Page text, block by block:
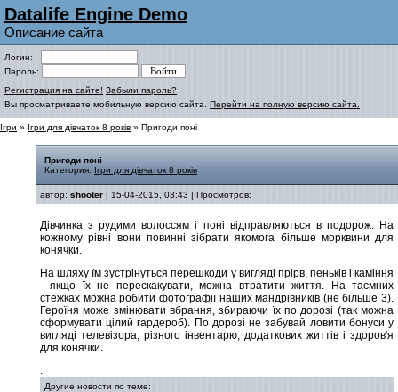
Datalife Engine Demo
Описание сайта
Логин:
Пароль:
Регистрация на сайте! Забыли пароль?
Вы просматриваете мобильную версию сайта. Перейти на полную версию сайта.
Ігри » Ігри для дівчаток 8 років » Пригоди поні
Пригоди поні
Категория: Ігри для дівчаток 8 років
автор: shooter | 15-04-2015, 03:43 | Просмотров:
Дівчинка з рудими волоссям і поні відправляються в подорож. На
кожному рівні вони повинні зібрати якомога більше морквини для
конячки.
На шляху їм зустрінуться перешкоди у вигляді прірв, пеньків і каміння
- якщо їх не перескакувати, можна втратити життя. На таємних
стежках можна робити фотографії наших мандрівників (не більше 3).
Героїня може змінювати вбрання, збираючи їх по дорозі (так можна
сформувати цілий гардероб). По дорозі не забувай ловити бонуси у
вигляді телевізора, різного інвентарю, додаткових життів і здоров'я
для конячки.
.
Другие новости по теме: